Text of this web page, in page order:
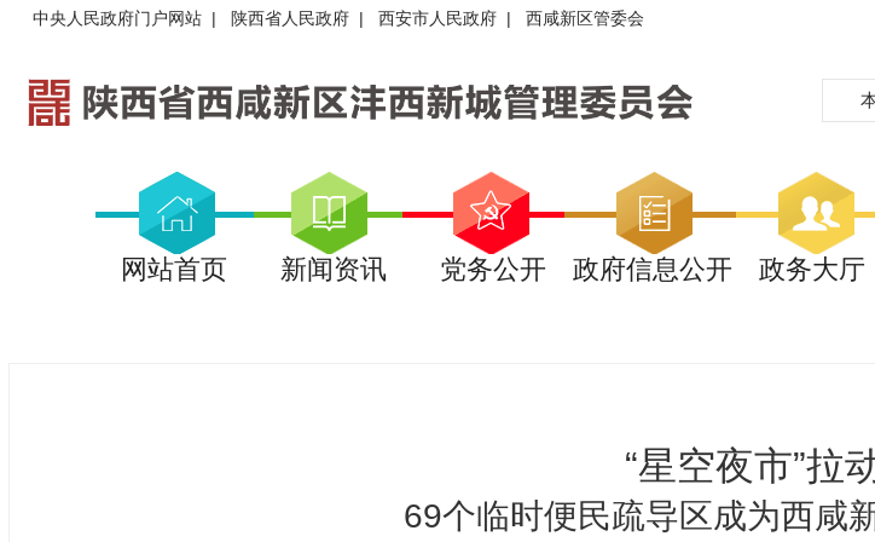
中央人民政府门户网站 | 陕西省人民政府 | 西安市人民政府 | 西咸新区管委会
网站首页 新闻资讯 党务公开 政府信息公开 政务大厅
“星空夜市”拉
69个临时便民疏导区成为西咸